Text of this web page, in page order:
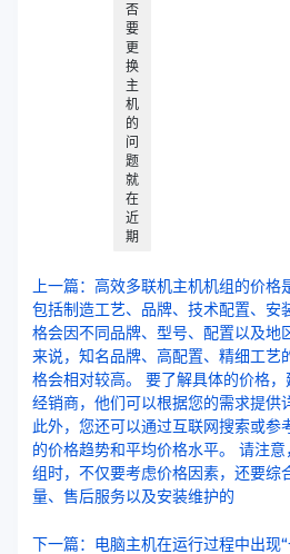
否
要
更
换
主
机
的
问
题
就
在
近
期
上一篇：高效多联机主机机组的价格
包括制造工艺、品牌、技术配置、安
格会因不同品牌、型号、配置以及地
来说，知名品牌、高配置、精细工艺
格会相对较高。 要了解具体的价格
经销商，他们可以根据您的需求提供
此外，您还可以通过互联网搜索或参
的价格趋势和平均价格水平。 请注
组时，不仅要考虑价格因素，还要综
量、售后服务以及安装维护的
下一篇：电脑主机在运行过程中出现